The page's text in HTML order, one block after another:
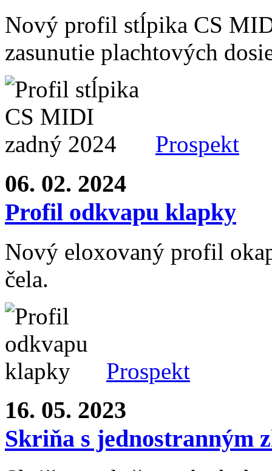
Nový profil stĺpika CS
zasunutie plachtových
Prospekt
06. 02. 2024
Profil odkvapu klapky
Nový eloxovaný profil
čela.
Prospekt
16. 05. 2023
Skriňa s jednostranným